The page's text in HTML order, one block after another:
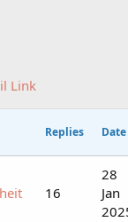
Link
Replies Date
16
28
Jan